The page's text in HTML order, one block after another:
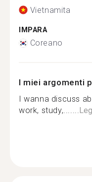
Vietnamita
IMPARA
Coreano
I miei argomenti
I wanna discuss
work, study,.......